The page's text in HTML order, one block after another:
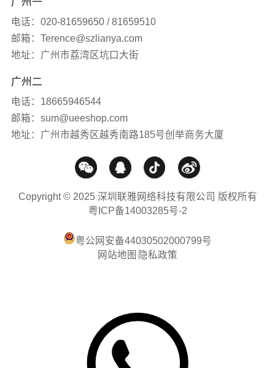
常见问题
网站知识
媒体报道
电话：020-81659650 / 81659510
邮箱：Terence@szlianya.com
地址：广州市荔湾区坑口大街
广州二
电话：18665946544
邮箱：sum@ueeshop.com
地址：广州市越秀区越秀南路185号创举商务大厦
Copyright © 2025 深圳联雅网络科技有限公司 版权所有
粤ICP备14003285号-2
粤公网安备44030502000799号
网站地图 隐私政策